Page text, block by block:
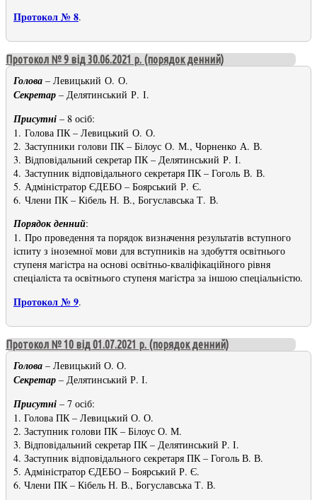
Протокол № 8.
Протокол № 9 від 30.06.2021 р. (порядок денний)
Голова – Левицький О. О.
Секретар – Делятинський Р. І.
Присутні – 8 осіб:
1. Голова ПК – Левицький О. О.
2. Заступники голови ПК – Білоус О. М., Чорненко А. В.
3. Відповідальний секретар ПК – Делятинський Р. І.
4. Заступник відповідального секретаря ПК – Гоголь В. В.
5. Адміністратор ЄДЕБО – Боярський Р. Є.
6. Члени ПК – Кібель Н. В., Богуславська Т. В.
Порядок денний:
1. Про проведення та порядок визначення результатів вступного
іспиту з іноземної мови для вступників на здобуття освітнього
ступеня магістра на основі освітньо-кваліфікаційного рівня
спеціаліста та освітнього ступеня магістра за іншою спеціальністю.
Протокол № 9.
Протокол № 10 від 01.07.2021 р. (порядок денний)
Голова – Левицький О. О.
Секретар – Делятинський Р. І.
Присутні – 7 осіб:
1. Голова ПК – Левицький О. О.
2. Заступник голови ПК – Білоус О. М.
3. Відповідальний секретар ПК – Делятинський Р. І.
4. Заступник відповідального секретаря ПК – Гоголь В. В.
5. Адміністратор ЄДЕБО – Боярський Р. Є.
6. Члени ПК – Кібель Н. В., Богуславська Т. В.